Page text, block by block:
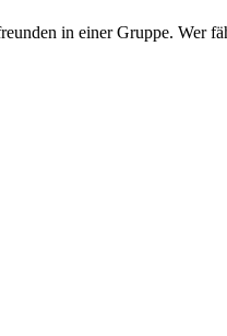
in einer Gruppe. Wer